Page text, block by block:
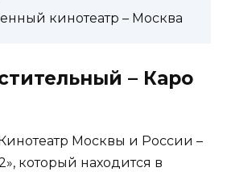
кинотеатр – Москва
– Каро
Москвы и России –
который находится в